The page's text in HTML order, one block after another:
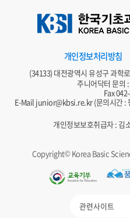
개인정보처리방침
(34133) 대전광역시 유성구 과학
주니어닥터 문의
Fax
E-Mail junior@kbsi.re.kr(문의시간 :
개인정보보호취급자 : 김
Copyright© Korea Basic
관련사이트